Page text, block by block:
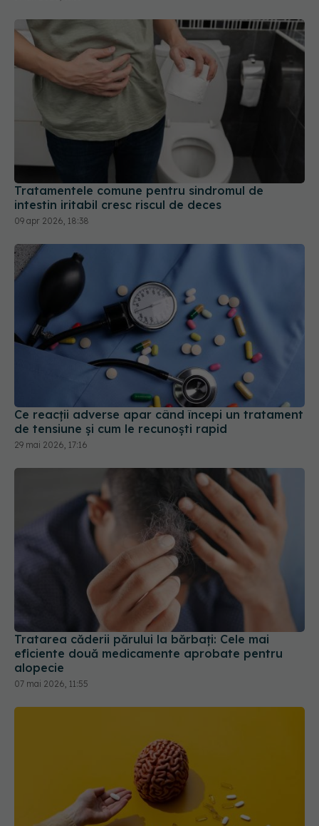
Tratamentele comune pentru sindromul de
intestin iritabil cresc riscul de deces
09 apr 2026, 18:38
Ce reacții adverse apar când începi un tratament
de tensiune și cum le recunoști rapid
29 mai 2026, 17:16
Tratarea căderii părului la bărbați: Cele mai
eficiente două medicamente aprobate pentru
alopecie
07 mai 2026, 11:55